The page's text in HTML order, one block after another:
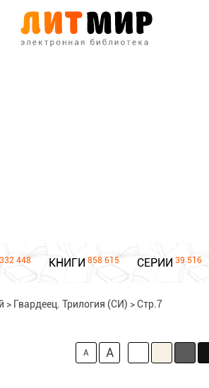
332 448 КНИГИ 858 615 СЕРИИ 39 516
> Гвардеец. Трилогия (СИ) >Стр.7
A A